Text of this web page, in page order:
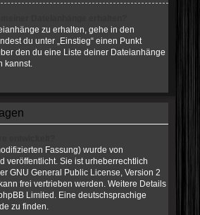
zu erhalten, gehe in den
du unter „Einstieg“ einen Punkt
den du eine Liste deiner Dateianhänge
kannst.
Fassung) wurde von
veröffentlicht. Sie ist urheberrechtlich
GNU General Public License, Version 2
frei vertrieben werden. Weitere Details
Limited . Eine deutschsprachige
zu finden.